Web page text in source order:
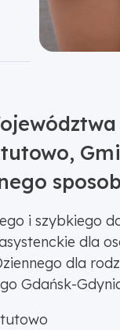
i szybkiego
dla
dla
Gdańsk-